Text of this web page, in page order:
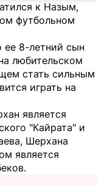
к Назым,
футбольном
ее 8-летний сын
любительском
стать сильным
играть на
является
"Кайрата" и
Шерхана
является